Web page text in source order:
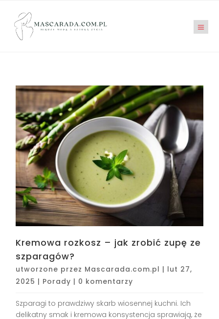
Kremowa rozkosz – jak zrobić zupę ze
szparagów?
utworzone przez Mascarada.com.pl | lut 27,
2025 | Porady | 0 komentarzy
Szparagi to prawdziwy skarb wiosennej kuchni. Ich
delikatny smak i kremowa konsystencja sprawiają, że